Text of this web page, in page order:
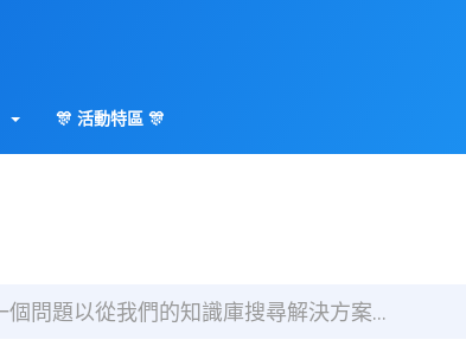
🎊 活動特區 🎊